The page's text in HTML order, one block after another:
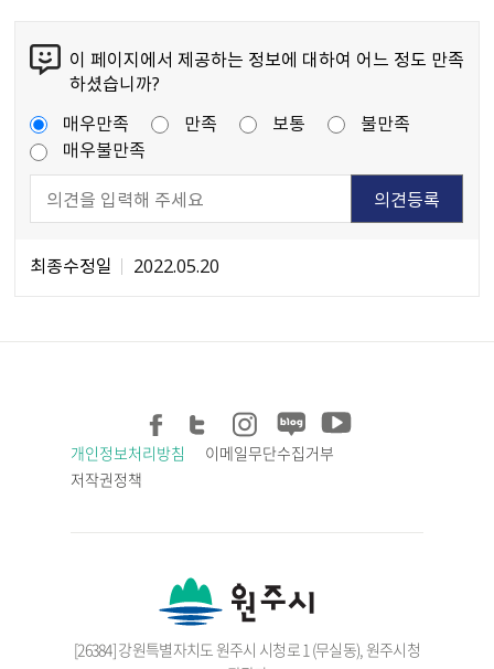
이 페이지에서 제공하는 정보에 대하여 어느 정도 만족
하셨습니까?
매우만족
만족 보통
불만족
매우불만족
최종수정일 2022.05.20
개인정보처리방침
이메일무단수집거부
저작권정책
[26384] 강원특별자치도 원주시 시청로 1 (무실동), 원주시청